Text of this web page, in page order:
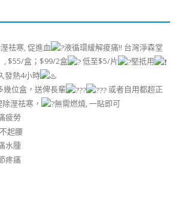
祛寒, 促進血
液循環緩解痠痛!! 台灣淨森堂
, $55/盒；$99/2盒
低至$5/片
堅抵用
發熱4小時
位盒，送俾長輩
或者自用都超正
除溼祛寒，
無需燃燒, 一貼即可
疲勞
起腰
水腫
疼痛